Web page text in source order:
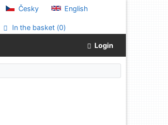
Česky English
In the basket (0)
Login